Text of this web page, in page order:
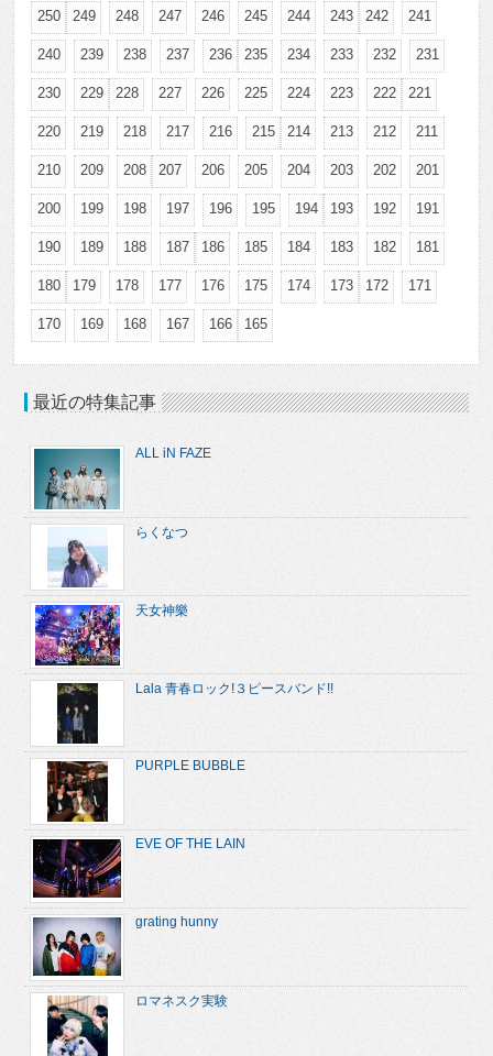
250 249 248 247 246 245 244 243 242 241
240 239 238 237 236 235 234 233 232 231
230 229 228 227 226 225 224 223 222 221
220 219 218 217 216 215 214 213 212 211
210 209 208 207 206 205 204 203 202 201
200 199 198 197 196 195 194 193 192 191
190 189 188 187 186 185 184 183 182 181
180 179 178 177 176 175 174 173 172 171
170 169 168 167 166 165
最近の特集記事
ALL iN FAZE
らくなつ
天女神樂
Lala 青春ロック!３ピースバンド!!
PURPLE BUBBLE
EVE OF THE LAIN
grating hunny
ロマネスク実験